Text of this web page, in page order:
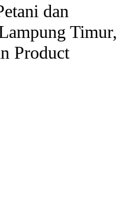
dan
Timur,
Product